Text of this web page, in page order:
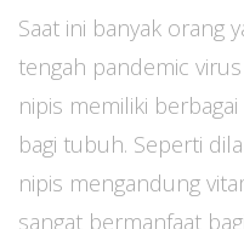
Saat ini banyak orang
tengah pandemic
nipis memiliki
bagi tubuh. Seperti
nipis mengandung
sangat bermanfaat